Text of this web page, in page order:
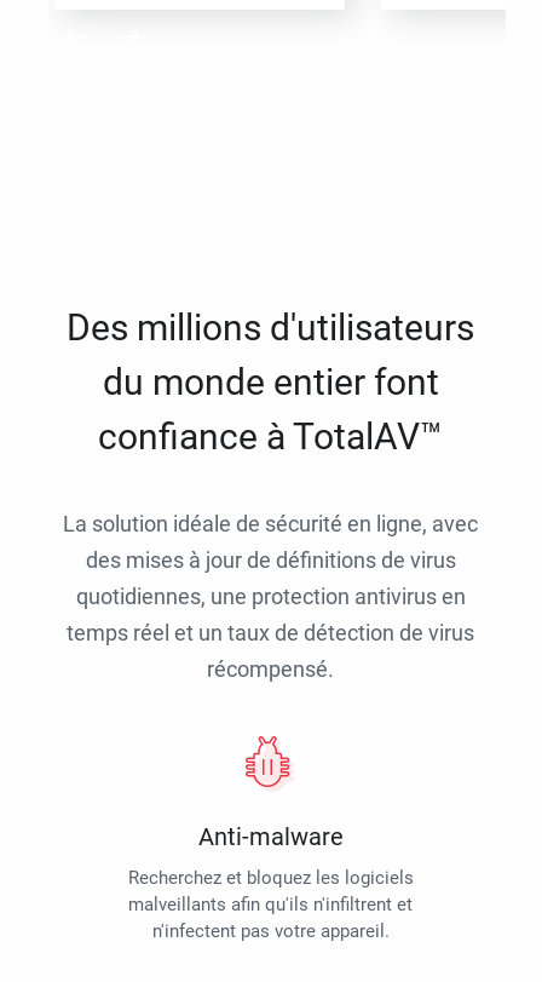
Des millions d'utilisateurs
du monde entier font
confiance à TotalAV™
La solution idéale de sécurité en ligne, avec
des mises à jour de définitions de virus
quotidiennes, une protection antivirus en
temps réel et un taux de détection de virus
récompensé.
Anti-malware
Recherchez et bloquez les logiciels
malveillants afin qu'ils n'infiltrent et
n'infectent pas votre appareil.